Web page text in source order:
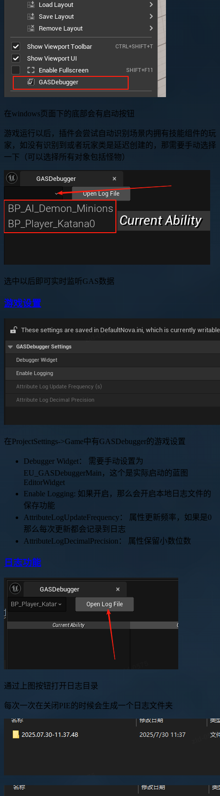
在windows页面下的底部会有启动按钮
游戏运行以后，插件会尝试自动识别场景内拥有技能组件的玩
家，如没有识别到或者玩家类是延迟创建的，那需要手动选择
一下（可以选择所有对象包括怪物）
选中以后即可实时监听GAS数据
游戏设置
在ProjectSettings->Game中有GASDebugger的游戏设置
Debugger Widget： 需要手动设置为
EU_GASDebuggerMain，这个是实际启动的蓝图
EditorWidget
Enable Logging: 如果开启，那么会开启本地日志文件的
保存功能
AttributeLogUpdateFrequency： 属性更新频率，如果是0
那么每次更新都会记录到日志
AttributeLogDecimalPrecision： 属性保留小数位数
日志功能
通过上图按钮打开日志目录
每次一次在关闭PIE的时候会生成一个日志文件夹